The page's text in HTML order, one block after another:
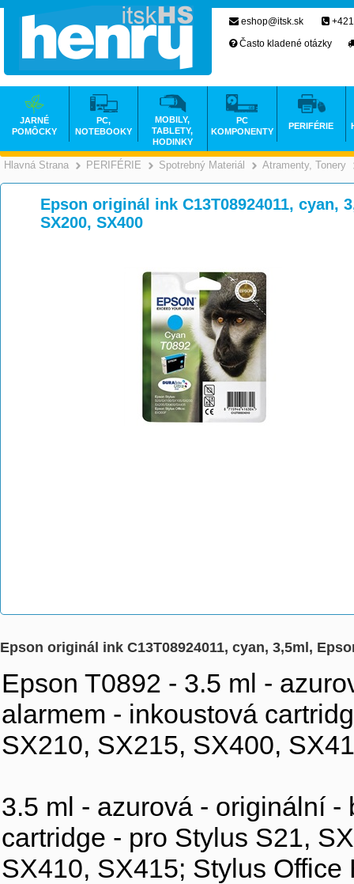
Hlavná Strana >
PERIFÉRIE >
Spotrebný Materiál >
Atramenty, Tonery
Epson originál ink C13T08924011, cyan,
SX200, SX400
Epson originál ink C13T08924011, cyan, 3,5ml,
Epson T0892 - 3.5 ml -
alarmem - inkoustová
SX210, SX215, SX400,
3.5 ml - azurová - originální
cartridge - pro Stylus S21,
SX410, SX415; Stylus Office
eshop@itsk.sk
Často kladené otázky
JARNÉ
POMÔCKY
PC,
NOTEBOOKY
MOBILY,
TABLETY,
HODINKY
PC
KOMPONENTY
PERIFÉRIE